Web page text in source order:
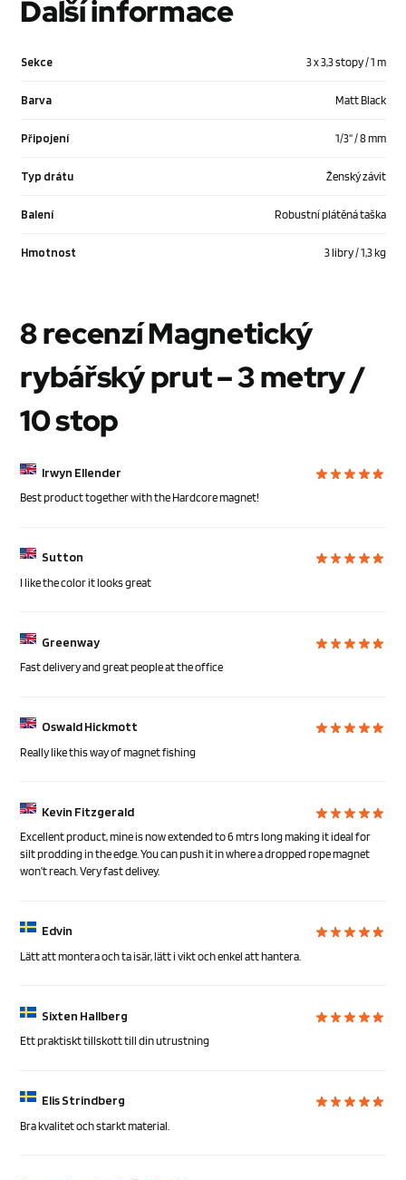
Další informace
Sekce 3 x 3,3 stopy / 1 m
Barva Matt Black
Připojení 1/3'' / 8 mm
Typ drátu Ženský závit
Balení Robustní plátěná taška
Hmotnost 3 libry / 1,3 kg
8 recenzíMagnetický
rybářský prut – 3 metry /
10 stop
Irwyn Ellender
Best product together with the Hardcore magnet!
Sutton
I like the color it looks great
Greenway
Fast delivery and great people at the office
Oswald Hickmott
Really like this way of magnet fishing
Kevin Fitzgerald
Excellent product, mine is now extended to 6 mtrs long making it ideal for
silt prodding in the edge. You can push it in where a dropped rope magnet
won’t reach. Very fast delivey.
Edvin
Lätt att montera och ta isär, lätt i vikt och enkel att hantera.
Sixten Hallberg
Ett praktiskt tillskott till din utrustning
Elis Strindberg
Bra kvalitet och starkt material.